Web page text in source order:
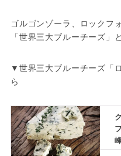
ゴルゴンゾーラ、ロックフ
「世界三大ブルーチーズ」
▼世界三大ブルーチーズ「
ら